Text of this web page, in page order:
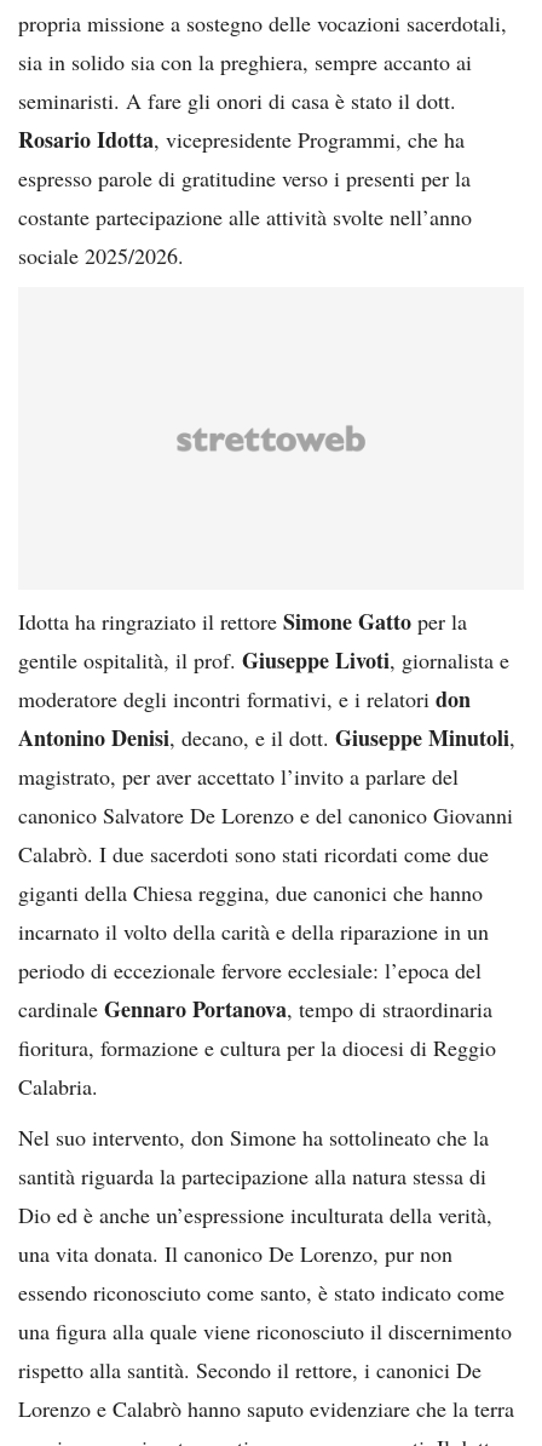
propria missione a sostegno delle vocazioni sacerdotali,
sia in solido sia con la preghiera, sempre accanto ai
seminaristi. A fare gli onori di casa è stato il dott.
Rosario Idotta, vicepresidente Programmi, che ha
espresso parole di gratitudine verso i presenti per la
costante partecipazione alle attività svolte nell’anno
sociale 2025/2026.
Idotta ha ringraziato il rettore Simone Gatto per la
gentile ospitalità, il prof. Giuseppe Livoti, giornalista e
moderatore degli incontri formativi, e i relatori don
Antonino Denisi, decano, e il dott. Giuseppe Minutoli,
magistrato, per aver accettato l’invito a parlare del
canonico Salvatore De Lorenzo e del canonico Giovanni
Calabrò. I due sacerdoti sono stati ricordati come due
giganti della Chiesa reggina, due canonici che hanno
incarnato il volto della carità e della riparazione in un
periodo di eccezionale fervore ecclesiale: l’epoca del
cardinale Gennaro Portanova, tempo di straordinaria
fioritura, formazione e cultura per la diocesi di Reggio
Calabria.
Nel suo intervento, don Simone ha sottolineato che la
santità riguarda la partecipazione alla natura stessa di
Dio ed è anche un’espressione inculturata della verità,
una vita donata. Il canonico De Lorenzo, pur non
essendo riconosciuto come santo, è stato indicato come
una figura alla quale viene riconosciuto il discernimento
rispetto alla santità. Secondo il rettore, i canonici De
Lorenzo e Calabrò hanno saputo evidenziare che la terra